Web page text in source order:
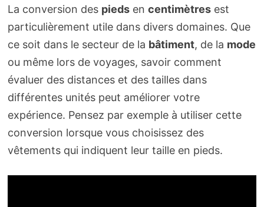
La conversion des piedsen centimètresest
particulièrement utile dans divers domaines. Que
ce soit dans le secteur de la bâtiment, de la mode
ou même lors de voyages, savoir comment
évaluer des distances et des tailles dans
différentes unités peut améliorer votre
expérience. Pensez par exemple à utiliser cette
conversion lorsque vous choisissez des
vêtements qui indiquent leur taille en pieds.